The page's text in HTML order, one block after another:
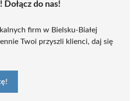
do nas!
firm w Bielsku-Białej
Twoi przyszli klienci, daj się